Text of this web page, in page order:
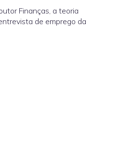
Finanças, a teoria
de emprego da